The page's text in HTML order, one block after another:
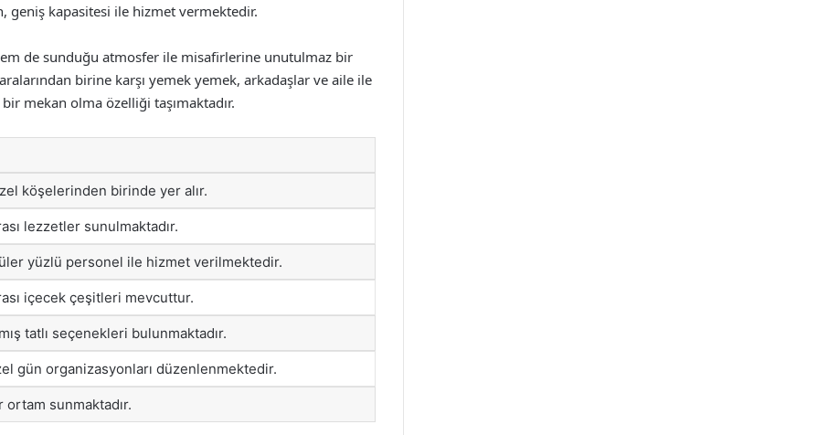
geniş kapasitesi ile hizmet vermektedir.
de sunduğu atmosfer ile misafirlerine unutulmaz bir
birine karşı yemek yemek, arkadaşlar ve aile ile
mekan olma özelliği taşımaktadır.
köşelerinden birinde yer alır.
lezzetler sunulmaktadır.
yüzlü personel ile hizmet verilmektedir.
içecek çeşitleri mevcuttur.
tatlı seçenekleri bulunmaktadır.
gün organizasyonları düzenlenmektedir.
sunmaktadır.